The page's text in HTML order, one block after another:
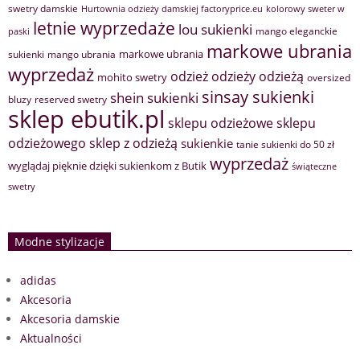
swetry damskie Hurtownia odzieży damskiej factoryprice.eu kolorowy sweter w
paski letnie wyprzedaże lou sukienki mango eleganckie
sukienki mango ubrania markowe ubrania markowe ubrania
wyprzedaż mohito swetry odzież odzieży odzieżą oversized
bluzy reserved swetry shein sukienki sinsay sukienki
sklep ebutik.pl sklepu odzieżowesklepu
odzieżowego sklep z odzieżą sukienkie tanie sukienki do 50 zł
wyglądaj pięknie dzięki sukienkom z Butik wyprzedaż świąteczne
swetry
Modne stylizacje
adidas
Akcesoria
Akcesoria damskie
Aktualności